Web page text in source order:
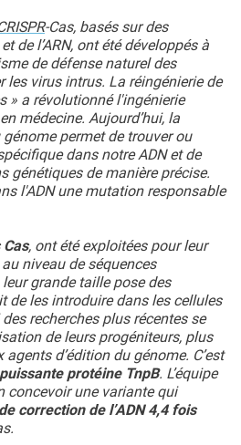
-Cas, basés sur des
de l’ARN, ont été développés à
de défense naturel des
les virus intrus. La réingénierie de
» a révolutionné l'ingénierie
médecine. Aujourd’hui, la
permet de trouver ou
dans notre ADN et de
génétiques de manière précise.
l'ADN une mutation responsable
, ont été exploitées pour leur
niveau de séquences
grande taille pose des
de les introduire dans les cellules
recherches plus récentes se
de leurs progéniteurs, plus
d’édition du génome. C’est
protéine TnpB. L’équipe
concevoir une variante qui
correction de l’ADN 4,4 fois